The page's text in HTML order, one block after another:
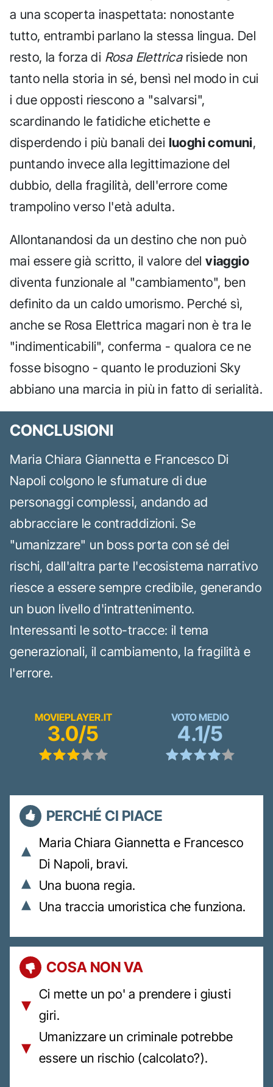
a una scoperta inaspettata: nonostante
tutto, entrambi parlano la stessa lingua. Del
resto, la forza di Rosa Elettricarisiede non
tanto nella storia in sé, bensì nel modo in cui
i due opposti riescono a "salvarsi",
scardinando le fatidiche etichette e
disperdendo i più banali dei luoghi comuni,
puntando invece alla legittimazione del
dubbio, della fragilità, dell'errore come
trampolino verso l'età adulta.
Allontanandosi da un destino che non può
mai essere già scritto, il valore delviaggio
diventa funzionale al "cambiamento", ben
definito da un caldo umorismo. Perché sì,
anche se Rosa Elettrica magari non è tra le
"indimenticabili", conferma - qualora ce ne
fosse bisogno - quanto le produzioni Sky
abbiano una marcia in più in fatto di serialità.
CONCLUSIONI
Maria Chiara Giannetta e Francesco Di
Napoli colgono le sfumature di due
personaggi complessi, andando ad
abbracciare le contraddizioni. Se
"umanizzare" un boss porta con sé dei
rischi, dall'altra parte l'ecosistema narrativo
riesce a essere sempre credibile, generando
un buon livello d'intrattenimento.
Interessanti le sotto-tracce: il tema
generazionali, il cambiamento, la fragilità e
l'errore.
MOVIEPLAYER.IT
3.0/5
VOTO MEDIO
4.1/5
PERCHÉ CI PIACE
Maria Chiara Giannetta e Francesco
Di Napoli, bravi.
Una buona regia.
Una traccia umoristica che funziona.
COSA NON VA
Ci mette un po' a prendere i giusti
giri.
Umanizzare un criminale potrebbe
essere un rischio (calcolato?).